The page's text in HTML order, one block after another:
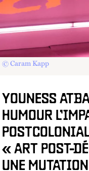
© Caram Kapp
YOUNESS
HUMOUR
« ART POST-
UNE